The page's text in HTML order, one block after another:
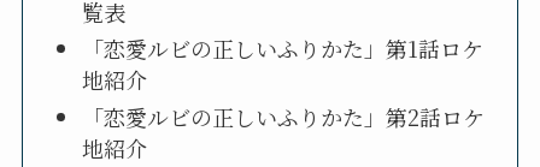
覧表
「恋愛ルビの正しいふりかた」第1話ロケ
地紹介
「恋愛ルビの正しいふりかた」第2話ロケ
地紹介